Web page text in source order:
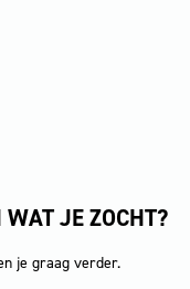
WAT JE ZOCHT?
je graag verder.